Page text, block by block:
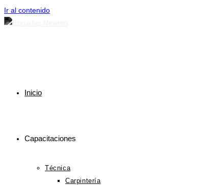
Ir al contenido
Inicio
Capacitaciones
Técnica
Carpintería